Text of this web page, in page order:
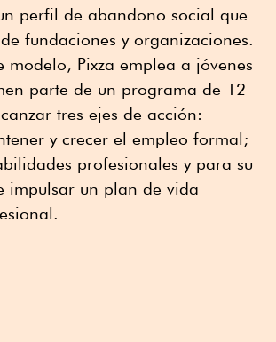
perfil de abandono social que
fundaciones y organizaciones.
modelo, Pixza emplea a jóvenes
parte de un programa de 12
tres ejes de acción:
y crecer el empleo formal;
profesionales y para su
impulsar un plan de vida